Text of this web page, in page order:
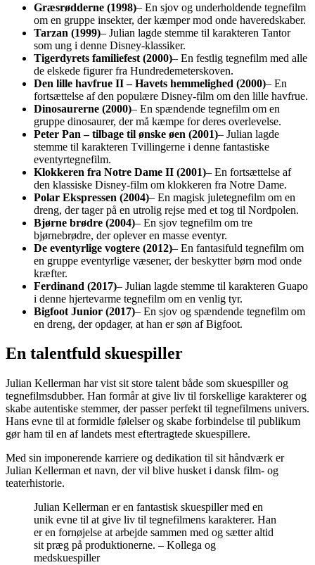
Græsrødderne (1998)– En sjov og underholdende tegnefilm
om en gruppe insekter, der kæmper mod onde haveredskaber.
Tarzan (1999)– Julian lagde stemme til karakteren Tantor
som ung i denne Disney-klassiker.
Tigerdyrets familiefest (2000)– En festlig tegnefilm med alle
de elskede figurer fra Hundredemeterskoven.
Den lille havfrue II – Havets hemmelighed (2000)– En
fortsættelse af den populære Disney-film om den lille havfrue.
Dinosaurerne (2000)– En spændende tegnefilm om en
gruppe dinosaurer, der må kæmpe for deres overlevelse.
Peter Pan – tilbage til ønske øen (2001)– Julian lagde
stemme til karakteren Tvillingerne i denne fantastiske
eventyrtegnefilm.
Klokkeren fra Notre Dame II (2001)– En fortsættelse af
den klassiske Disney-film om klokkeren fra Notre Dame.
Polar Ekspressen (2004)– En magisk juletegnefilm om en
dreng, der tager på en utrolig rejse med et tog til Nordpolen.
Bjørne brødre (2004)– En sjov tegnefilm om tre
bjørnebrødre, der oplever en masse eventyr.
De eventyrlige vogtere (2012)– En fantasifuld tegnefilm om
en gruppe eventyrlige væsener, der beskytter børn mod onde
kræfter.
Ferdinand (2017)– Julian lagde stemme til karakteren Guapo
i denne hjertevarme tegnefilm om en venlig tyr.
Bigfoot Junior (2017)– En sjov og spændende tegnefilm om
en dreng, der opdager, at han er søn af Bigfoot.
En talentfuld skuespiller
Julian Kellerman har vist sit store talent både som skuespiller og
tegnefilmsdubber. Han formår at give liv til forskellige karakterer og
skabe autentiske stemmer, der passer perfekt til tegnefilmens univers.
Hans evne til at formidle følelser og skabe forbindelse til publikum
gør ham til en af landets mest eftertragtede skuespillere.
Med sin imponerende karriere og dedikation til sit håndværk er
Julian Kellerman et navn, der vil blive husket i dansk film- og
teaterhistorie.
Julian Kellerman er en fantastisk skuespiller med en
unik evne til at give liv til tegnefilmens karakterer. Han
er en fornøjelse at arbejde sammen med og sætter altid
sit præg på produktionerne. – Kollega og
medskuespiller